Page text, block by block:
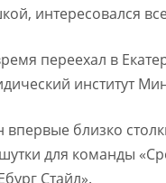
интересовался
переехал в
институт
близко
для команды
Стайл».